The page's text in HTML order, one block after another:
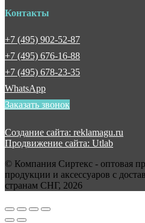
Контакты
+7 (495) 902-52-87
+7 (495) 676-16-88
+7 (495) 678-23-35
WhatsApp
Заказать звонок
Создание сайта: reklamagu.ru
Продвижение сайта: Utlab
© Компания Сиртекс - оптовая
продукции и аксессуаров с
странам СНГ, 2026